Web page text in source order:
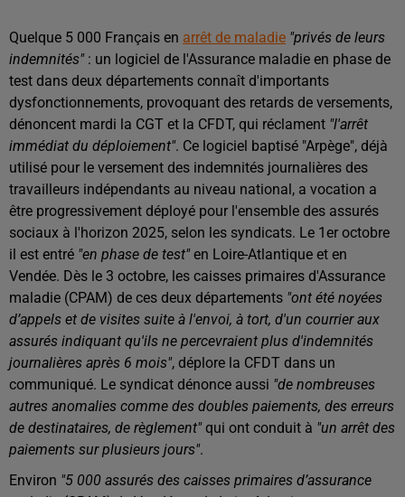
Quelque 5 000 Français en arrêt de maladie "privés de leurs
indemnités" : un logiciel de l'Assurance maladie en phase de
test dans deux départements connaît d'importants
dysfonctionnements, provoquant des retards de versements,
dénoncent mardi la CGT et la CFDT, qui réclament "l'arrêt
immédiat du déploiement". Ce logiciel baptisé "Arpège", déjà
utilisé pour le versement des indemnités journalières des
travailleurs indépendants au niveau national, a vocation a
être progressivement déployé pour l'ensemble des assurés
sociaux à l'horizon 2025, selon les syndicats. Le 1er octobre
il est entré "en phase de test"en Loire-Atlantique et en
Vendée. Dès le 3 octobre, les caisses primaires d'Assurance
maladie (CPAM) de ces deux départements "ont été noyées
d’appels et de visites suite à l'envoi, à tort, d'un courrier aux
assurés indiquant qu'ils ne percevraient plus d'indemnités
journalières après 6 mois", déplore la CFDT dans un
communiqué. Le syndicat dénonce aussi "de nombreuses
autres anomalies comme des doubles paiements, des erreurs
de destinataires, de règlement"qui ont conduit à "un arrêt des
paiements sur plusieurs jours".
Environ "5 000 assurés des caisses primaires d’assurance